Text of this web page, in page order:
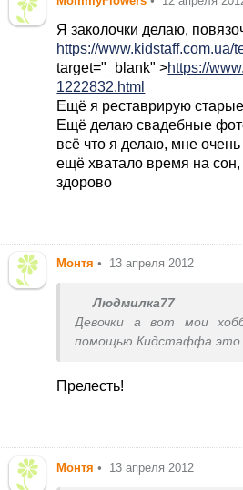
Я заколочки делаю,
https://www.kidstaff.com.ua/
target="_blank" >https://
1222832.html
Ещё я реставрирую
Ещё делаю свадебные
всё что я делаю, мне
ещё хватало время на
здорово
Монтя • 13 апреля 2012
Людмилка77
Девочки а вот мои
помощью Кидстаффа это
https://www.kidstaff.com.ua/
Прелесть!
Монтя • 13 апреля 2012